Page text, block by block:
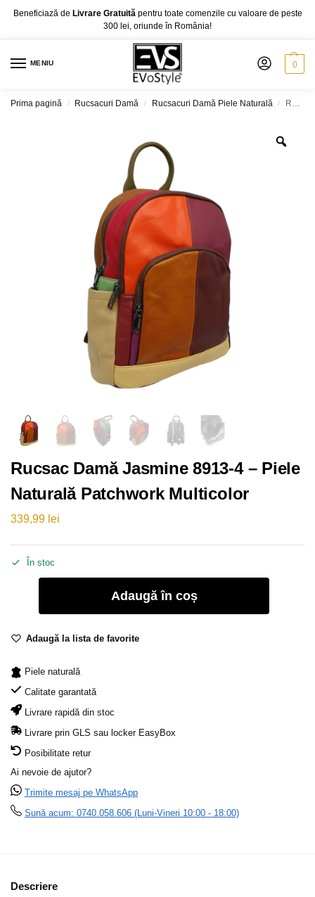
Beneficiază de Livrare Gratuită pentru toate comenzile cu valoare de peste
300 lei, oriunde în România!
MENIU 0
Prima pagină / Rucsacuri Damă / Rucsacuri Damă Piele Naturală / Rucsac Damă Jasmine 8913-4 – Piele Naturală Patchwork Multicolor
Rucsac Damă Jasmine 8913-4 – Piele
Naturală Patchwork Multicolor
339,99 lei
În stoc
Adaugă în coș
Adaugă la lista de favorite
Piele naturală
Calitate garantată
Livrare rapidă din stoc
Livrare prin GLS sau locker EasyBox
Posibilitate retur
Ai nevoie de ajutor?
Trimite mesaj pe WhatsApp
Sună acum: 0740.058.606 (Luni-Vineri 10:00 - 18:00)
Descriere